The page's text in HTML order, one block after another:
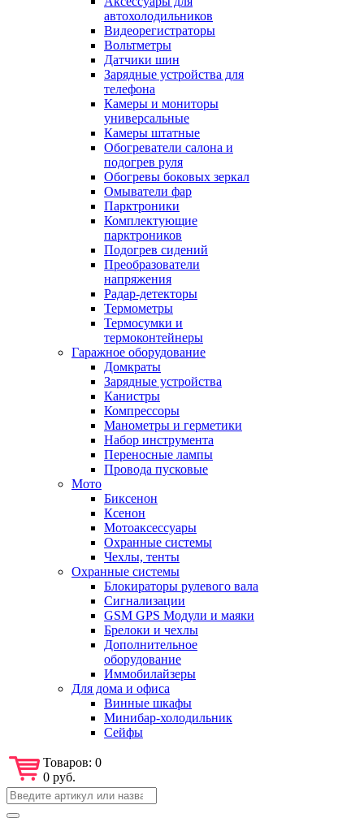
автохолодильников
Видеорегистраторы
Вольтметры
Датчики шин
Зарядные устройства для
телефона
Камеры и мониторы
универсальные
Камеры штатные
Обогреватели салона и
подогрев руля
Обогревы боковых зеркал
Омыватели фар
Парктроники
Комплектующие
парктроников
Подогрев сидений
Преобразователи
напряжения
Радар-детекторы
Термометры
Термосумки и
термоконтейнеры
Гаражное оборудование
Домкраты
Зарядные устройства
Канистры
Компрессоры
Манометры и герметики
Набор инструмента
Переносные лампы
Провода пусковые
Мото
Биксенон
Ксенон
Мотоаксессуары
Охранные системы
Чехлы, тенты
Охранные системы
Блокираторы рулевого вала
Сигнализации
GSM GPS Модули и маяки
Брелоки и чехлы
Дополнительное
оборудование
Иммобилайзеры
Для дома и офиса
Винные шкафы
Минибар-холодильник
Сейфы
Товаров: 0
0 руб.